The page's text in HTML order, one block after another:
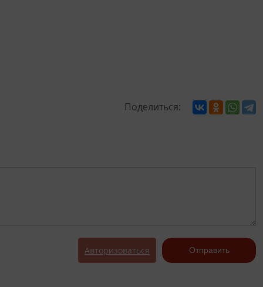
Поделиться:
Авторизоваться Отправить